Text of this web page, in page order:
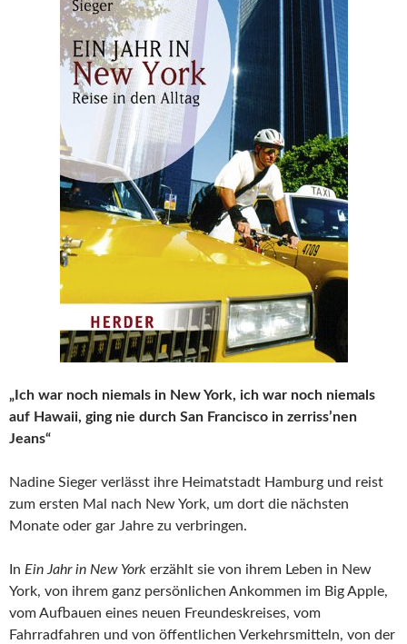
„Ich war noch niemals in New York, ich war noch niemals
auf Hawaii, ging nie durch San Francisco in zerriss’nen
Jeans“
Nadine Sieger verlässt ihre Heimatstadt Hamburg und reist
zum ersten Mal nach New York, um dort die nächsten
Monate oder gar Jahre zu verbringen.
In Ein Jahr in New York erzählt sie von ihrem Leben in New
York, von ihrem ganz persönlichen Ankommen im Big Apple,
vom Aufbauen eines neuen Freundeskreises, vom
Fahrradfahren und von öffentlichen Verkehrsmitteln, von der